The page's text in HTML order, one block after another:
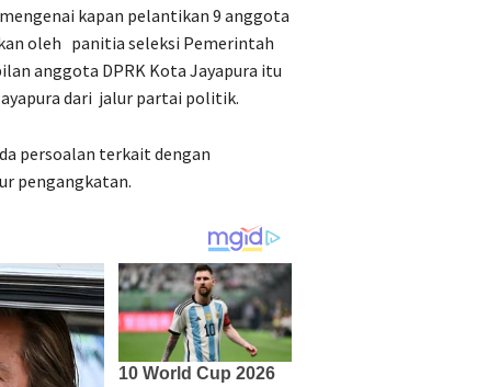
kapan pelantikan 9 anggota
oleh panitia seleksi Pemerintah
anggota DPRK Kota Jayapura itu
dari jalur partai politik.
persoalan terkait dengan
pengangkatan.